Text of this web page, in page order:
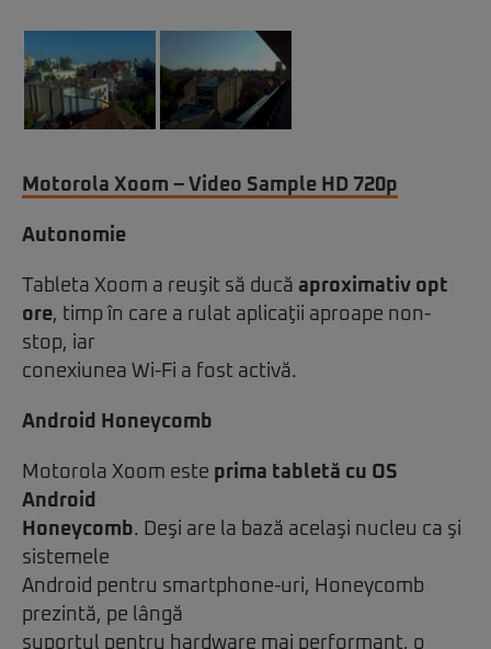
Motorola Xoom – Video Sample HD 720p
Autonomie
Tableta Xoom a reuşit să ducă aproximativ opt
ore, timp în care a rulat aplicaţii aproape non-
stop, iar
conexiunea Wi-Fi a fost activă.
Android Honeycomb
Motorola Xoom este prima tabletă cu OS
Android
Honeycomb. Deşi are la bază acelaşi nucleu ca şi
sistemele
Android pentru smartphone-uri, Honeycomb
prezintă, pe lângă
suportul pentru hardware mai performant, o